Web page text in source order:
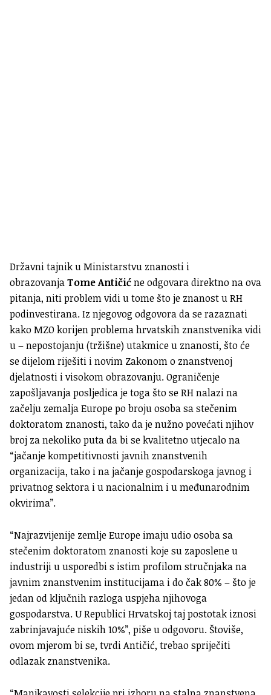
Državni tajnik u Ministarstvu znanosti i
obrazovanjaTome Antičićne odgovara direktno na ova
pitanja, niti problem vidi u tome što je znanost u RH
podinvestirana. Iz njegovog odgovora da se razaznati
kako MZO korijen problema hrvatskih znanstvenika vidi
u – nepostojanju (tržišne) utakmice u znanosti, što će
se dijelom riješiti i novim Zakonom o znanstvenoj
djelatnosti i visokom obrazovanju. Ograničenje
zapošljavanja posljedica je toga što se RH nalazi na
začelju zemalja Europe po broju osoba sa stečenim
doktoratom znanosti, tako da je nužno povećati njihov
broj za nekoliko puta da bi se kvalitetno utjecalo na
“jačanje kompetitivnosti javnih znanstvenih
organizacija, tako i na jačanje gospodarskoga javnog i
privatnog sektora i u nacionalnim i u međunarodnim
okvirima”.
“Najrazvijenije zemlje Europe imaju udio osoba sa
stečenim doktoratom znanosti koje su zaposlene u
industriji u usporedbi s istim profilom stručnjaka na
javnim znanstvenim institucijama i do čak 80% – što je
jedan od ključnih razloga uspjeha njihovoga
gospodarstva. U Republici Hrvatskoj taj postotak iznosi
zabrinjavajuće niskih 10%”, piše u odgovoru. Štoviše,
ovom mjerom bi se, tvrdi Antičić, trebao spriječiti
odlazak znanstvenika.